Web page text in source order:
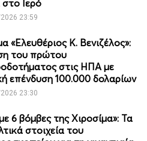
Ιερό
23:59
«Ελευθέριος Κ. Βενιζέλος»:
του πρώτου
στις ΗΠΑ με
επένδυση 100.000 δολαρίων
23:30
6 βόμβες της Χιροσίμα»: Τα
στοιχεία του